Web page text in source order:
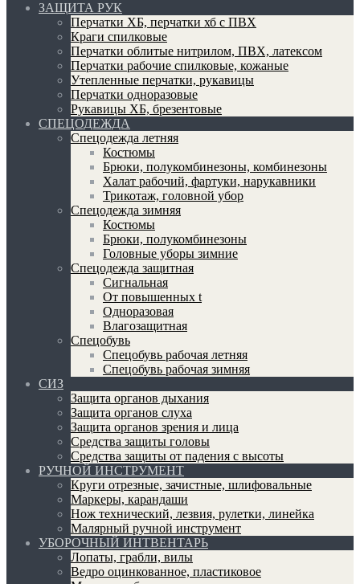
ЗАЩИТА РУК
Перчатки ХБ, перчатки хб с ПВХ
Краги спилковые
Перчатки облитые нитрилом, ПВХ, латексом
Перчатки рабочие спилковые, кожаные
Утепленные перчатки, рукавицы
Перчатки одноразовые
Рукавицы ХБ, брезентовые
СПЕЦОДЕЖДА
Спецодежда летняя
Костюмы
Брюки, полукомбинезоны, комбинезоны
Халат рабочий, фартуки, нарукавники
Трикотаж, головной убор
Спецодежда зимняя
Костюмы
Брюки, полукомбинезоны
Головные уборы зимние
Спецодежда защитная
Сигнальная
От повышенных t
Одноразовая
Влагозащитная
Спецобувь
Спецобувь рабочая летняя
Спецобувь рабочая зимняя
СИЗ
Защита органов дыхания
Защита органов слуха
Защита органов зрения и лица
Средства защиты головы
Средства защиты от падения с высоты
РУЧНОЙ ИНСТРУМЕНТ
Круги отрезные, зачистные, шлифовальные
Маркеры, карандаши
Нож технический, лезвия, рулетки, линейка
Малярный ручной инструмент
УБОРОЧНЫЙ ИНТВЕНТАРЬ
Лопаты, грабли, вилы
Ведро оцинкованное, пластиковое